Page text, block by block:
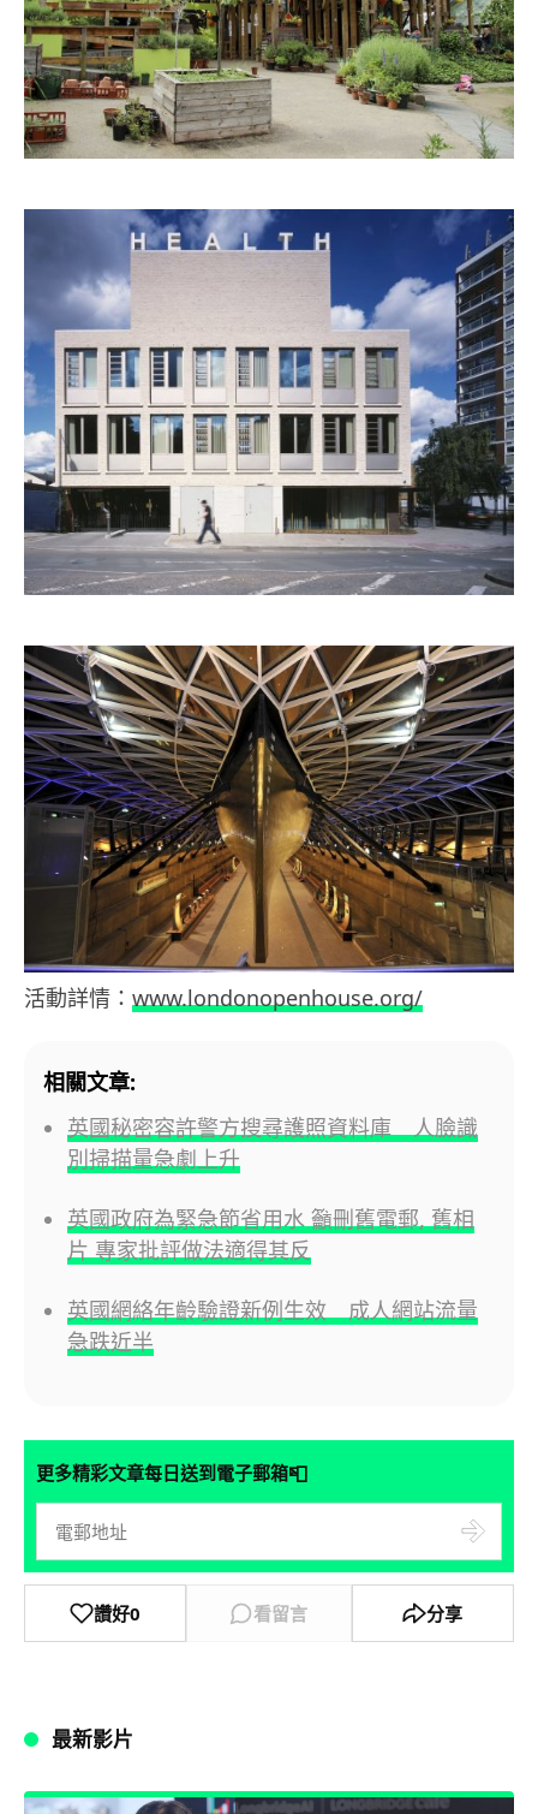
活動詳情： www.londonopenhouse.org/
相關文章:
英國秘密容許警方搜尋護照資料庫 人臉識
別掃描量急劇上升
英國政府為緊急節省用水 籲刪舊電郵, 舊相
片 專家批評做法適得其反
英國網絡年齡驗證新例生效 成人網站流量
急跌近半
更多精彩文章每日送到電子郵箱📮
讚好0 看留言 分享
最新影片